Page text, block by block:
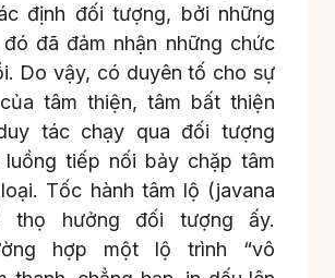
định đối tượng, bởi những
đã đảm nhận những chức
Do vậy, có duyên tố cho sự
tâm thiện, tâm bất thiện
tác chạy qua đối tượng
tiếp nối bảy chặp tâm
Tốc hành tâm lộ (javana
thọ hưởng đối tượng ấy.
hợp một lộ trình “vô